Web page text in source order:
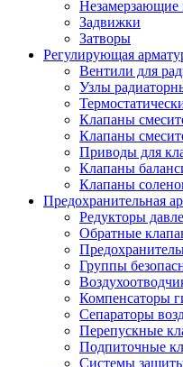
Незамерзающие
Задвижки
Затворы
Регулирующая
Вентили для
Узлы
Клапаны
Клапаны
Приводы для
Клапаны
Клапаны
Предохранительная
Редукторы
Обратные
Группы
Компенсаторы
Сепараторы
Перепускные
Подпиточные
Системы